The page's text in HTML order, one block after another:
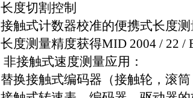
长度切割控制
接触式计数器校准的便携式长度测
长度测量精度获得MID 2004 / 22 /
非接触式速度测量应用：
替换接触式编码器（接触轮，滚筒